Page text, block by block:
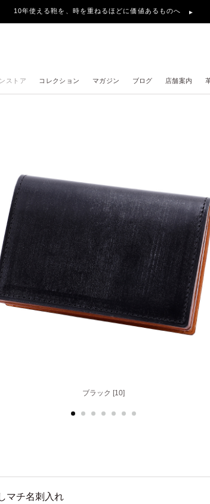
10年使える鞄を、時を重ねるほどに価値あるものへ
ストア コレクション マガジン ブログ 店舗案内
ブラック [10]
ヘーゼル [50]
マチ名刺入れ